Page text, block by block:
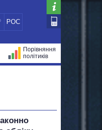
РОС
Порівняння
політиків